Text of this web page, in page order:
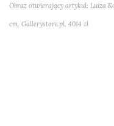
Obraz otwierający artykuł: Luiza
cm, Gallerystore.pl, 4014 zł